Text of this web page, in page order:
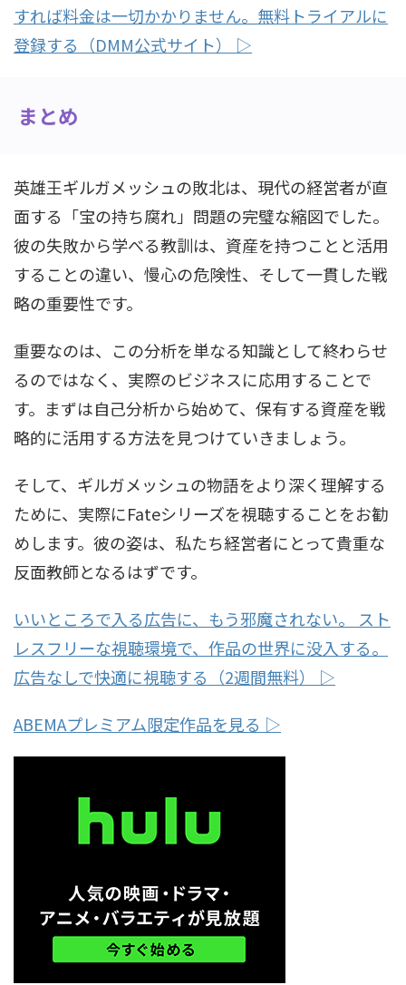
すれば料金は一切かかりません。無料トライアルに
登録する（DMM公式サイト） ▷
まとめ
英雄王ギルガメッシュの敗北は、現代の経営者が直
面する「宝の持ち腐れ」問題の完璧な縮図でした。
彼の失敗から学べる教訓は、資産を持つことと活用
することの違い、慢心の危険性、そして一貫した戦
略の重要性です。
重要なのは、この分析を単なる知識として終わらせ
るのではなく、実際のビジネスに応用することで
す。まずは自己分析から始めて、保有する資産を戦
略的に活用する方法を見つけていきましょう。
そして、ギルガメッシュの物語をより深く理解する
ために、実際にFateシリーズを視聴することをお勧
めします。彼の姿は、私たち経営者にとって貴重な
反面教師となるはずです。
いいところで入る広告に、もう邪魔されない。 スト
レスフリーな視聴環境で、作品の世界に没入する。
広告なしで快適に視聴する（2週間無料） ▷
ABEMAプレミアム限定作品を見る ▷